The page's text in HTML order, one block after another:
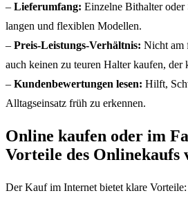
– Lieferumfang: Einzelne Bithalter oder
langen und flexiblen Modellen.
– Preis-Leistungs-Verhältnis: Nicht am
auch keinen zu teuren Halter kaufen, der
– Kundenbewertungen lesen: Hilft,
Alltagseinsatz früh zu erkennen.
Online kaufen oder im
Vorteile des Onlinekaufs
Der Kauf im Internet bietet klare Vorteile: